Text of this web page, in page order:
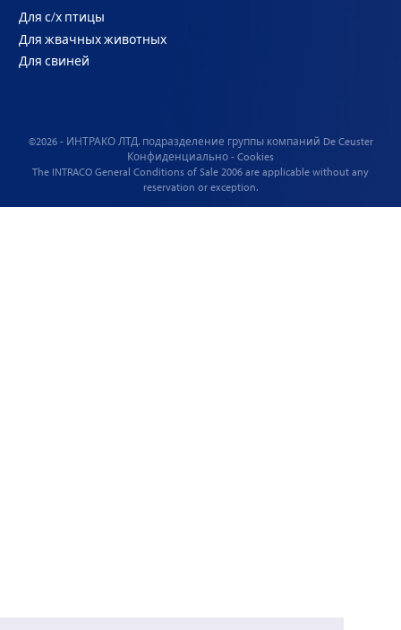
Для с/х птицы
Для жвачных животных
Для свиней
©2026 - ИНТРАКО ЛТД. подразделение группы компаний De Ceuster
Конфиденциально - Cookies
The INTRACO General Conditions of Sale 2006 are applicable without any
reservation or exception.